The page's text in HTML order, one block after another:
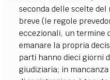
seconda delle scelte
breve (le regole
eccezionali, un termine
emanare la propria
parti hanno dieci giorni
giudiziaria; in